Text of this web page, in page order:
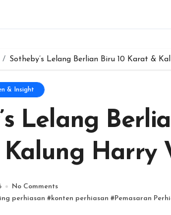
Sotheby’s Lelang Berlian Biru 10 Karat &
& Insight
Lelang
Harry
No Comments
perhiasan #konten perhiasan #Pemasaran